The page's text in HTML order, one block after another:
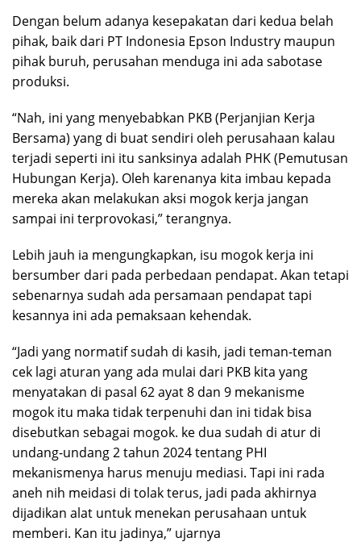
Dengan belum adanya kesepakatan dari kedua belah
pihak, baik dari PT Indonesia Epson Industry maupun
pihak buruh, perusahan menduga ini ada sabotase
produksi.
“Nah, ini yang menyebabkan PKB (Perjanjian Kerja
Bersama) yang di buat sendiri oleh perusahaan kalau
terjadi seperti ini itu sanksinya adalah PHK (Pemutusan
Hubungan Kerja). Oleh karenanya kita imbau kepada
mereka akan melakukan aksi mogok kerja jangan
sampai ini terprovokasi,” terangnya.
Lebih jauh ia mengungkapkan, isu mogok kerja ini
bersumber dari pada perbedaan pendapat. Akan tetapi
sebenarnya sudah ada persamaan pendapat tapi
kesannya ini ada pemaksaan kehendak.
“Jadi yang normatif sudah di kasih, jadi teman-teman
cek lagi aturan yang ada mulai dari PKB kita yang
menyatakan di pasal 62 ayat 8 dan 9 mekanisme
mogok itu maka tidak terpenuhi dan ini tidak bisa
disebutkan sebagai mogok. ke dua sudah di atur di
undang-undang 2 tahun 2024 tentang PHI
mekanismenya harus menuju mediasi. Tapi ini rada
aneh nih meidasi di tolak terus, jadi pada akhirnya
dijadikan alat untuk menekan perusahaan untuk
memberi. Kan itu jadinya,” ujarnya